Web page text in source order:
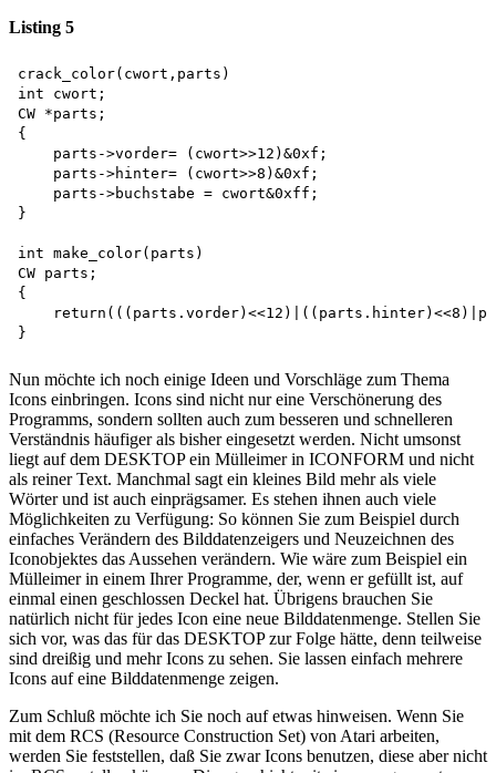
Listing 5
crack_color(cwort,parts)
int cwort;
CW *parts;
{
    parts->vorder= (cwort>>12)&0xf;
    parts->hinter= (cwort>>8)&0xf;
    parts->buchstabe = cwort&0xff;
}
int make_color(parts)
CW parts;
{
Nun möchte ich noch einige Ideen und Vorschläge zum Thema
Icons einbringen. Icons sind nicht nur eine Verschönerung des
Programms, sondern sollten auch zum besseren und schnelleren
Verständnis häufiger als bisher eingesetzt werden. Nicht umsonst
liegt auf dem DESKTOP ein Mülleimer in ICONFORM und nicht
als reiner Text. Manchmal sagt ein kleines Bild mehr als viele
Wörter und ist auch einprägsamer. Es stehen ihnen auch viele
Möglichkeiten zu Verfügung: So können Sie zum Beispiel durch
einfaches Verändern des Bilddatenzeigers und Neuzeichnen des
Iconobjektes das Aussehen verändern. Wie wäre zum Beispiel ein
Mülleimer in einem Ihrer Programme, der, wenn er gefüllt ist, auf
einmal einen geschlossen Deckel hat. Übrigens brauchen Sie
natürlich nicht für jedes Icon eine neue Bilddatenmenge. Stellen Sie
sich vor, was das für das DESKTOP zur Folge hätte, denn teilweise
sind dreißig und mehr Icons zu sehen. Sie lassen einfach mehrere
Icons auf eine Bilddatenmenge zeigen.
Zum Schluß möchte ich Sie noch auf etwas hinweisen. Wenn Sie
mit dem RCS (Resource Construction Set) von Atari arbeiten,
werden Sie feststellen, daß Sie zwar Icons benutzen, diese aber nicht